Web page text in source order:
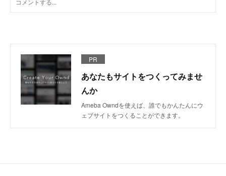
PR
あなたもサイトをつくってみませ
んか
Ameba Owndを使えば、誰でもかんたんにウ
ェブサイトをつくることができます。